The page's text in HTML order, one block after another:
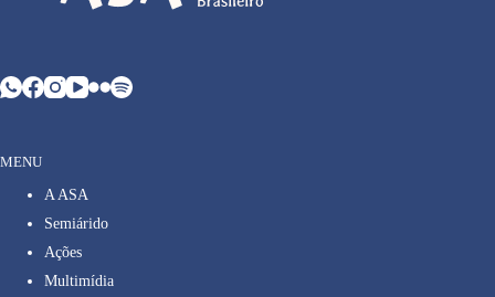
MENU
A ASA
Semiárido
Ações
Multimídia